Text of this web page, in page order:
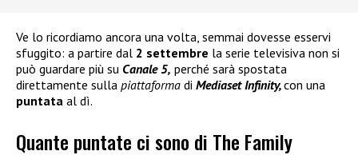
Ve lo ricordiamo ancora una volta, semmai dovesse esservi
sfuggito: a partire dal 2 settembre la serie televisiva non si
può guardare più su Canale 5, perché sarà spostata
direttamente sulla piattaforma di Mediaset Infinity,con una
puntata al dì.
Quante puntate ci sono di The Family